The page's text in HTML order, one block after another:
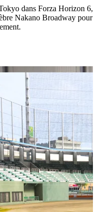
dans Forza Horizon 6,
Nakano Broadway pour